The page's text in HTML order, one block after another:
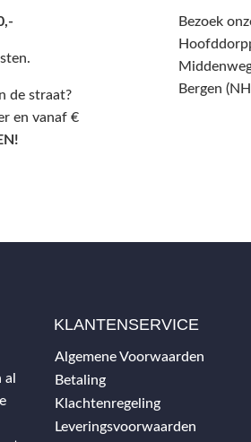
de straat?
en vanaf €
Bezoek
Bergen
KLANTENSERVICE
Algemene Voorwaarden
Betaling
Klachtenregeling
Leveringsvoorwaarden